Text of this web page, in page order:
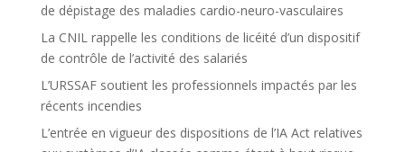
de dépistage des maladies cardio-neuro-vasculaires
La CNIL rappelle les conditions de licéité d’un dispositif
de contrôle de l’activité des salariés
L’URSSAF soutient les professionnels impactés par les
récents incendies
L’entrée en vigueur des dispositions de l’IA Act relatives